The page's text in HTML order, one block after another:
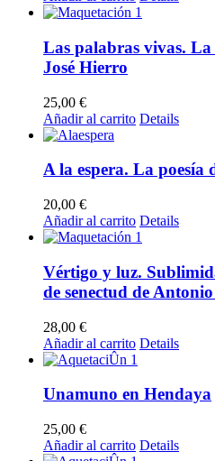
Las palabras vivas. La
José Hierro
25,00 €
Añadir al carrito Details
A la espera. La poesía
20,00 €
Añadir al carrito Details
Vértigo y luz.
de senectud de
28,00 €
Añadir al carrito Details
Unamuno en Hendaya
25,00 €
Añadir al carrito Details